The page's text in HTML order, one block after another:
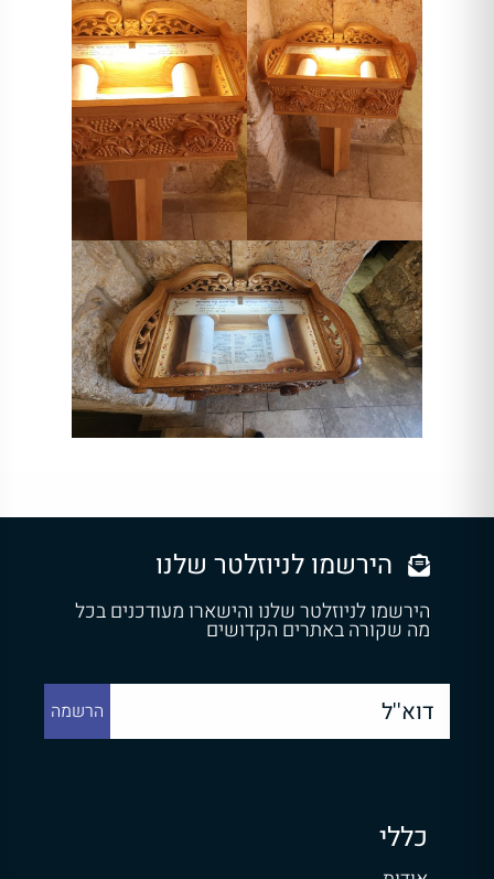
הירשמו לניוזלטר שלנו
הירשמו לניוזלטר שלנו והישארו מעודכנים בכל
מה שקורה באתרים הקדושים
כללי